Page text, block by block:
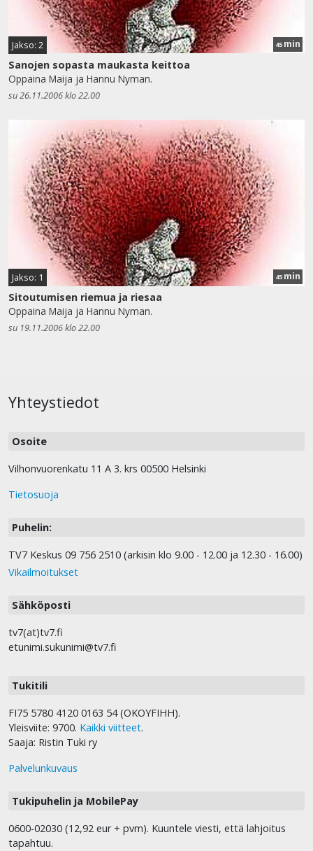
Jakso: 2 45 min
Sanojen sopasta maukasta keittoa
Oppaina Maija ja Hannu Nyman.
su 26.11.2006 klo 22.00
Jakso: 1 45 min
Sitoutumisen riemua ja riesaa
Oppaina Maija ja Hannu Nyman.
su 19.11.2006 klo 22.00
Yhteystiedot
Osoite
Vilhonvuorenkatu 11 A 3. krs 00500 Helsinki
Tietosuoja
Puhelin:
TV7 Keskus 09 756 2510 (arkisin klo 9.00 - 12.00 ja 12.30 - 16.00)
Vikailmoitukset
Sähköposti
tv7(at)tv7.fi
etunimi.sukunimi@tv7.fi
Tukitili
FI75 5780 4120 0163 54 (OKOYFIHH).
Yleisviite: 9700. Kaikki viitteet.
Saaja: Ristin Tuki ry
Palvelunkuvaus
Tukipuhelin ja MobilePay
0600-02030 (12,92 eur + pvm). Kuuntele viesti, että lahjoitus
tapahtuu.